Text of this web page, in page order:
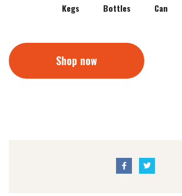
Kegs Bottles Can
Shop now